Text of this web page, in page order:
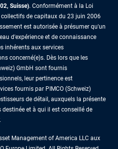
Suisse). Conformément à la Loi
de capitaux du 23 juin 2006
est autorisée à présumer qu'un
d'expérience et de connaissance
inhérents aux services
concerné(e)s. Dès lors que les
GmbH sont fournis
leur pertinence est
fournis par PIMCO (Schweiz)
de détail, auxquels la présente
et à qui il est conseillé de
Management of America LLC aux